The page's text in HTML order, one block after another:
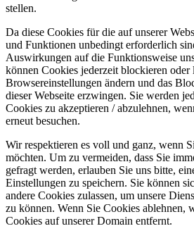
stellen.
Da diese Cookies für die auf unserer
und Funktionen unbedingt erforderlich
Auswirkungen auf die Funktionsweise
können Cookies jederzeit blockieren oder
Browsereinstellungen ändern und das
dieser Webseite erzwingen. Sie werden
Cookies zu akzeptieren / abzulehnen,
erneut besuchen.
Wir respektieren es voll und ganz, wenn
möchten. Um zu vermeiden, dass Sie
gefragt werden, erlauben Sie uns bitte,
Einstellungen zu speichern. Sie können
andere Cookies zulassen, um unsere
zu können. Wenn Sie Cookies ablehnen,
Cookies auf unserer Domain entfernt.